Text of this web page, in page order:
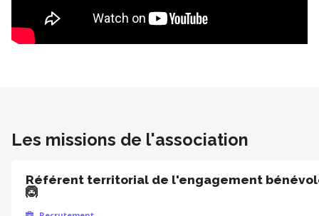
Les missions de l'association
Référent territorial de l'engagement
🙆